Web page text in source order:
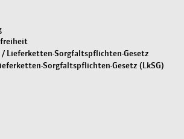
/ Lieferketten-Sorgfaltspflichten-Gesetz
Sorgfaltspflichten-Gesetz (LkSG)